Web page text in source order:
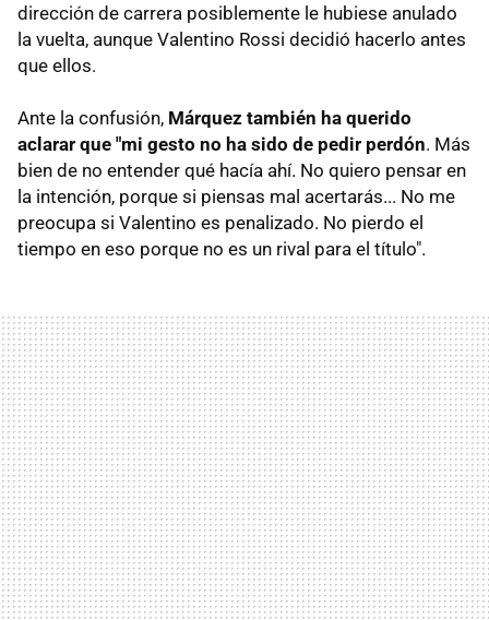
dirección de carrera posiblemente le hubiese anulado
la vuelta, aunque Valentino Rossi decidió hacerlo antes
que ellos.
Ante la confusión, Márquez también ha querido
aclarar que "mi gesto no ha sido de pedir perdón. Más
bien de no entender qué hacía ahí. No quiero pensar en
la intención, porque si piensas mal acertarás... No me
preocupa si Valentino es penalizado. No pierdo el
tiempo en eso porque no es un rival para el título".